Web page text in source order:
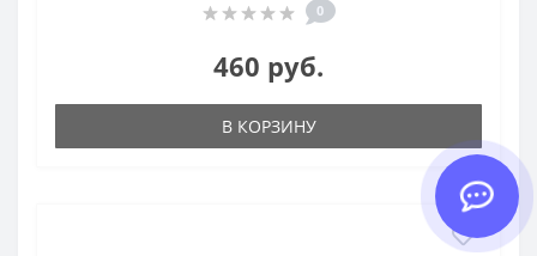
0
460 руб.
В КОРЗИНУ